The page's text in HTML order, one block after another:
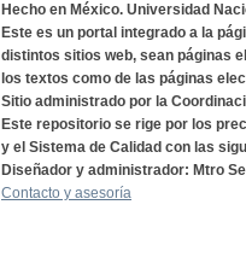
Hecho en México. Universidad
Este es un portal integrado a la
distintos sitios web, sean páginas
los textos como de las páginas
Sitio administrado por la
Este repositorio se rige por los
y el Sistema de Calidad con las
Diseñador y administrador: Mtro
Contacto y asesoría